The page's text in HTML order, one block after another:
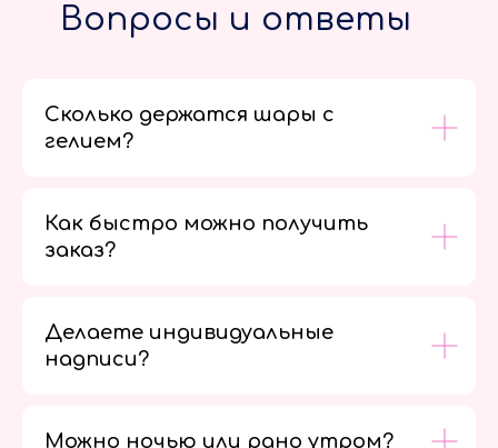
Вопросы и ответы
Сколько держатся шары с
гелием?
Как быстро можно получить
заказ?
Делаете индивидуальные
надписи?
Можно ночью или рано утром?